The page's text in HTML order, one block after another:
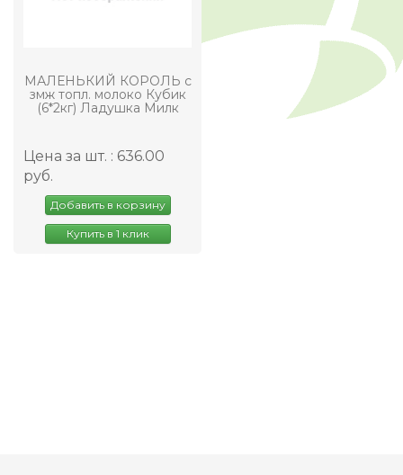
МАЛЕНЬКИЙ КОРОЛЬ с
змж топл. молоко Кубик
(6*2кг) Ладушка Милк
Цена за шт. : 636.00
руб.
Добавить в корзину
Купить в 1 клик